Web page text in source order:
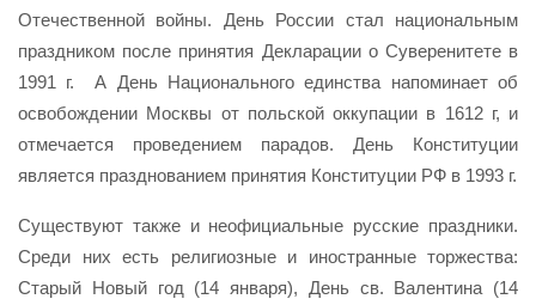
Отечественной войны. День России стал национальным
праздником после принятия Декларации о Суверенитете в
1991 г. А День Национального единства напоминает об
освобождении Москвы от польской оккупации в 1612 г, и
отмечается проведением парадов. День Конституции
является празднованием принятия Конституции РФ в 1993 г.
Существуют также и неофициальные русские праздники.
Среди них есть религиозные и иностранные торжества:
Старый Новый год (14 января), День св. Валентина (14